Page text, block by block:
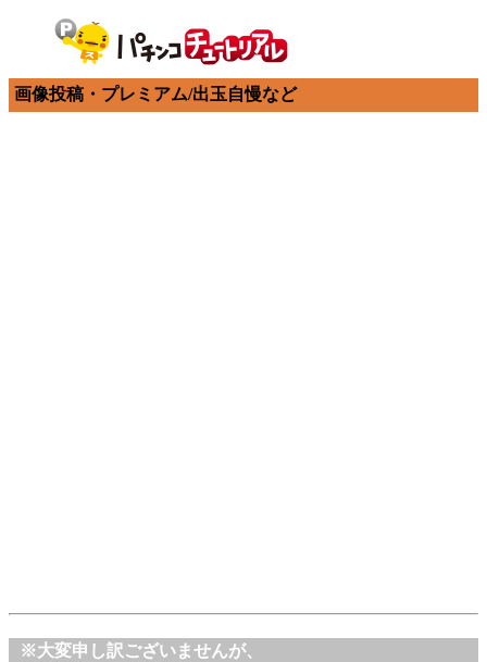
画像投稿・プレミアム/出玉自慢など
※大変申し訳ございませんが、